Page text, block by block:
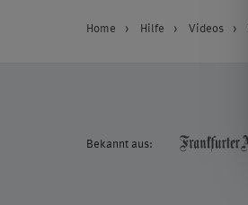
Home Hilfe Videos
Bekannt aus: